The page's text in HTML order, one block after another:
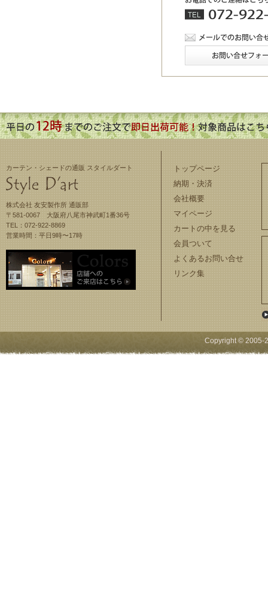
カーテン・シェードの通販 スタイルダート
株式会社 友安製作所 通販部
〒581-0067 大阪府八尾市神武町1番36号
TEL：072-922-8869
営業時間：平日9時〜17時
トップページ
納期・決済
会社概要
マイページ
カートの中を見る
会員ついて
よくあるお問い合せ
リンク集
Copyright © 2005-